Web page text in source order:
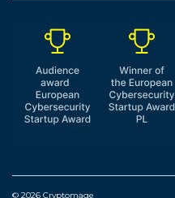
© 2026 Cryptomage